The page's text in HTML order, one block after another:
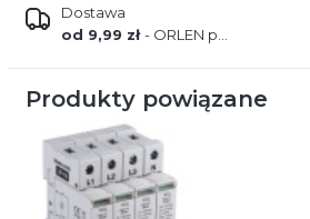
Dostawa
od 9,99 zł- ORLEN paczka
Produkty powiązane